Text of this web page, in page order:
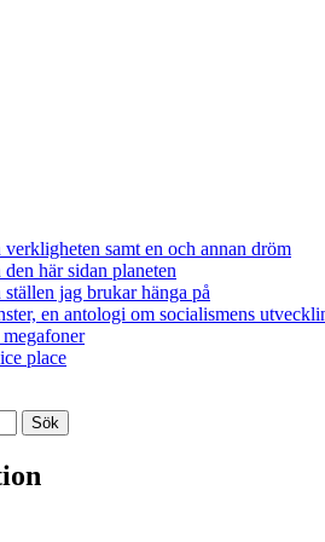
samt en och annan dröm
här sidan planeten
jag brukar hänga på
en antologi om socialismens
place